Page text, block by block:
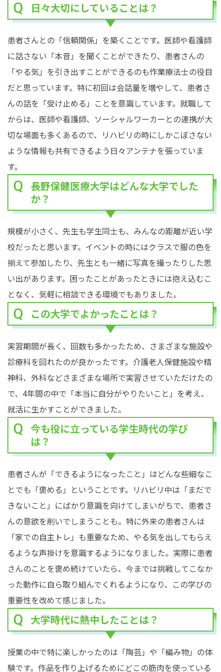
日々大切にしていることは？
患者さんとの「信頼関係」を築くことです。医師や看護師
に話さない「本音」を聞くことができたり、患者さんの
「やる気」を引き出すことができるのも作業療法士の役目
だと思っています。特に初回は会話量を増やして、患者さ
んの話を「受け止める」ことを意識しています。就職して
からは、医師や看護師、ソーシャルワーカーとの連携が大
切な場面も多くあるので、リハビリの時にしかこぼさない
ような情報も共有できるよう日々アンテナを張っていま
す。
長野保健医療大学はどんな大学でした
か？
規模が小さく、先生も学生同士も、みんなの距離が近い学
校だったと思います。イベントの時にはクラスで服の色を
揃えて参加したり、先生とも一緒に写真を撮ったりした思
い出があります。困ったことがあったときには抱え込むこ
となく、気軽に相談できる環境でもありました。
この大学でよかったことは？
実習期間が長く、回数も多かったため、さまざまな施設や
診療科を回れたのが良かったです。介護老人保健施設や精
神科、外科などさまざまな場所で実習させていただけたの
で、4年間の中で「本当に自分がやりたいこと」を考え、
就活に生かすことができました。
今も役に立っている学生時代の学び
は？
患者さんが「できるようになったこと」はどんな些細なこ
とでも「褒める」ということです。リハビリ中は「まだで
きないこと」にばかり意識を向けてしまいがちで、患者さ
んの意欲を削いでしまうことも。特に外来の患者さんは
「家での自主トレ」も重要なため、やる気を出してもらえ
るような声掛けを意識するようになりました。実際に患者
さんのことを褒め続けていたら、今までは挑戦してこなか
った動作に自ら取り組んでくれるようになり、この学びの
重要性を改めて感じました。
大学時代に熱中したことは？
授業の中で特に楽しかったのは「陶芸」や「編み物」の体
験です。作品を作り上げるためにどこの筋肉を使っている